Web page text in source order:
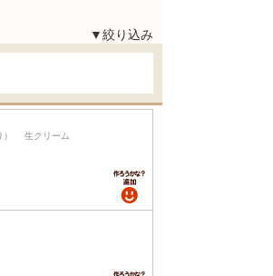
▼絞り込み
） 生クリーム